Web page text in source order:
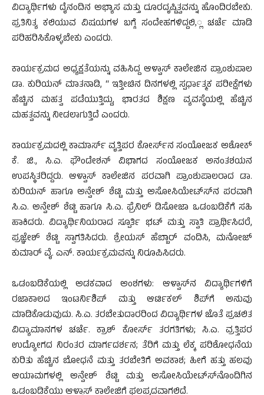
ವಿದ್ಯಾರ್ಥಿಗಳು ದೈನಂದಿನ ಅಭ್ಯಾಸ ಮತ್ತು ದೂರದೃಷ್ಟಿತ್ವವನ್ನು ಹೊಂದಿರಬೇಕು.
ಪ್ರತಿನಿತ್ಯ ಕಲಿಯುವ ವಿಷಯಗಳ ಬಗ್ಗೆ ಸಂದೇಹಗಳಿದ್ದಲಿ,್ಲ ಚರ್ಚೆ ಮಾಡಿ
ಪರಿಹರಿಸಿಕೊಳ್ಳಬೇಕು ಎಂದರು.
ಕಾರ್ಯಕ್ರಮದ ಅಧ್ಯಕ್ಷತೆಯನ್ನು ವಹಿಸಿದ್ದ ಆಳ್ವಾಸ್ ಕಾಲೇಜಿನ ಪ್ರಾಂಶುಪಾಲ
ಡಾ. ಕುರಿಯನ್ ಮಾತನಾಡಿ, “ ಇತ್ತೀಚಿನ ದಿನಗಳಲ್ಲಿ ಸ್ಪರ್ಧಾತ್ಮಕ ಪರೀಕ್ಷೆಗಳು
ಹೆಚ್ಚಿನ ಮಹತ್ವ ಪಡೆಯುತ್ತಿದ್ದು, ಭಾರತದ ಶಿಕ್ಷಣ ವ್ಯವಸ್ಥೆಯಲ್ಲಿ ಹೆಚ್ಚಿನ
ಮಹತ್ವವನ್ನು ನೀಡಲಾಗುತ್ತಿದೆ ಎಂದರು.
ಕಾರ್ಯಕ್ರಮದಲ್ಲಿ ಕಾಮಾರ್ಸ್ ವೃತ್ತಿಪರ ಕೋರ್ಸ್‍ನ ಸಂಯೋಜಕ ಅಶೋಕ್
ಕೆ. ಜಿ., ಸಿ.ಎ. ಫೌಂಡೇಶನ್ ವಿಭಾಗದ ಸಂಯೋಜಕ ಅನಂತಶಯನ
ಉಪಸ್ಥಿತರಿದ್ದರು. ಆಳ್ವಾಸ್ ಕಾಲೇಜಿನ ಪರವಾಗಿ ಪ್ರಾಂಶುಪಾಲರಾದ ಡಾ.
ಕುರಿಯನ್ ಹಾಗೂ ಅನ್ವೇಶ್ ಶೆಟ್ಟಿ ಮತ್ತು ಅಸೋಸಿಯೇಟ್ಸ್‍ನ ಪರವಾಗಿ
ಸಿ.ಎ. ಅನ್ವೇಶ್ ಶೆಟ್ಟಿ ಹಾಗೂ ಸಿ.ಎ. ಫ್ರೆನಿಲ್ ಡಿಸೋಜಾ ಒಡಂಬಡಿಕೆಗೆ ಸಹಿ
ಹಾಕಿದರು. ವಿದ್ಯಾರ್ಥಿನಿಯರಾದ ಸ್ಪೂರ್ತಿ ಭಟ್ ಮತ್ತು ಸ್ವಾತಿ ಪ್ರಾರ್ಥಿಸಿದರೆ,
ಪ್ರಜ್ಞೇಶ್ ಶೆಟ್ಟಿ ಸ್ವಾಗತಿಸಿದರು. ಶ್ರೇಯಸ್ ಹೆಬ್ಬಾರ್ ವಂದಿಸಿ, ಮನೋಜ್
ಕುಮಾರ್ ವೈ. ಎನ್. ಕಾರ್ಯಕ್ರಮವನ್ನು ನಿರೂಪಿಸಿದರು.
ಒಡಂಬಡಿಕೆಯಲ್ಲಿ ಅಡಕವಾದ ಅಂಶಗಳು: ಆಳ್ವಾಸ್‍ನ ವಿದ್ಯಾರ್ಥಿಗಳಿಗೆ
ರಜಾಕಾಲದ ಇಂಟರ್ನಿಶಿಪ್ ಮತ್ತು ಆರ್ಟಿಕಲ್ ಶಿಪ್‍ಗೆ ಅನುವು
ಮಾಡಿಕೊಡುವುದು. ಸಿ.ಎ. ತರಬೇತುದಾರರಿಂದ ವಿದ್ಯಾರ್ಥಿಗಳ ಜೊತೆ ಪ್ರಚಲಿತ
ವಿದ್ಯಾಮಾನಗಳ ಚರ್ಚೆ. ಕ್ರಾಶ್ ಕೋರ್ಸ್ ತರಗತಿಗಳು; ಸಿ.ಎ. ವ್ರತ್ತಿಪರ
ಉದ್ಯೋಗದ ನಿರಂತರ ಮಾರ್ಗದರ್ಶನ; ತೆರಿಗೆ ಮತ್ತು ಲೆಕ್ಕ ಪರಿಶೋಧನೆಯ
ಕುರಿತು ಹೆಚ್ಚಿನ ಬೋಧನೆ ಮತ್ತು ತರಬೇತಿಗೆ ಅವಕಾಶ; ಹೀಗೆ ಹತ್ತು ಹಲವು
ಆಯಾಮಗಳಲ್ಲಿ ಅನ್ವೇಶ್ ಶೆಟ್ಟಿ ಮತ್ತು ಅಸೋಸಿಯೇಟ್ಸ್‍ನೊಂದಿಗಿನ